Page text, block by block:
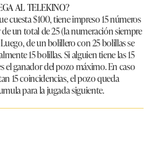
AL TELEKINO?
cuesta $100, tiene impreso 15 números
de un total de 25 (la numeración siempre
Luego, de un bolillero con 25 bolillas se
15 bolillas. Si alguien tiene las 15
el ganador del pozo máximo. En caso
15 coincidencias, el pozo queda
para la jugada siguiente.